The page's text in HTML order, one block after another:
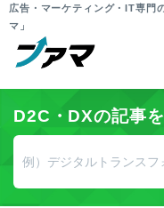
広告・マーケティング・IT専門
マ」
D2C・DXの記事